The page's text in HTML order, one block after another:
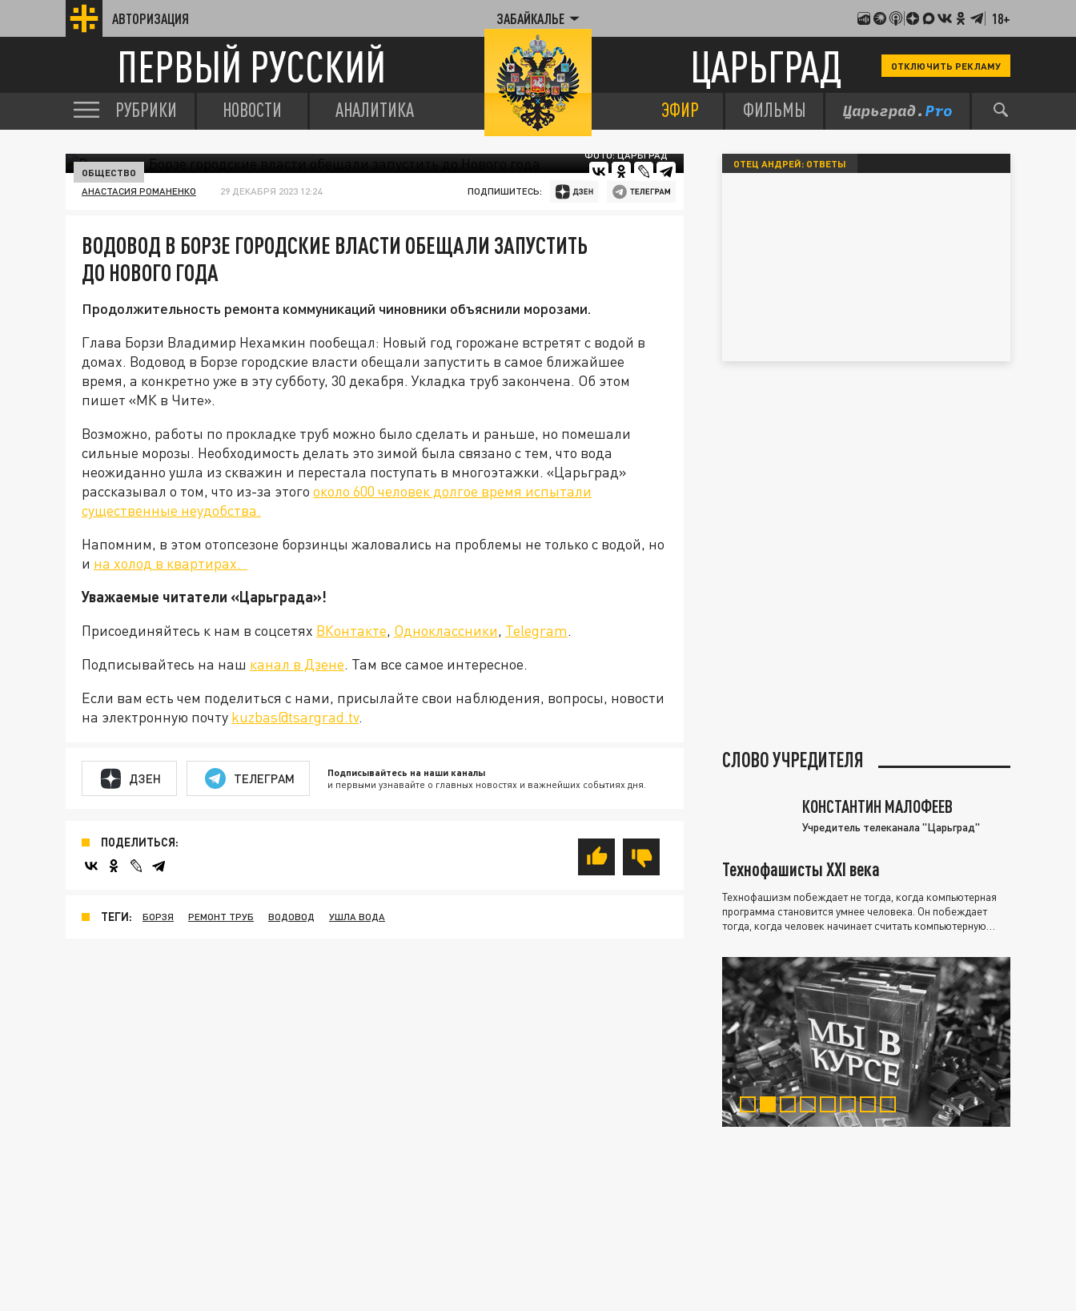
АВТОРИЗАЦИЯ ЗАБАЙКАЛЬЕ 18+
ПЕРВЫЙ РУССКИЙ ЦАРЬГРАД ОТКЛЮЧИТЬ РЕКЛАМУ
РУБРИКИ НОВОСТИ АНАЛИТИКА ЭФИР ФИЛЬМЫ
ФОТО: ЦАРЬГРАД
ОБЩЕСТВО
АНАСТАСИЯ РОМАНЕНКО 29 ДЕКАБРЯ 2023 12:24 ПОДПИШИТЕСЬ:
ВОДОВОД В БОРЗЕ ГОРОДСКИЕ ВЛАСТИ ОБЕЩАЛИ ЗАПУСТИТЬ
ДО НОВОГО ГОДА
Продолжительность ремонта коммуникаций чиновники объяснили морозами.
Глава Борзи Владимир Нехамкин пообещал: Новый год горожане встретят с водой в
домах. Водовод в Борзе городские власти обещали запустить в самое ближайшее
время, а конкретно уже в эту субботу, 30 декабря. Укладка труб закончена. Об этом
пишет «МК в Чите».
Возможно, работы по прокладке труб можно было сделать и раньше, но помешали
сильные морозы. Необходимость делать это зимой была связано с тем, что вода
неожиданно ушла из скважин и перестала поступать в многоэтажки. «Царьград»
рассказывал о том, что из-за этого около 600 человек долгое время испытали
существенные неудобства.
Напомним, в этом отопсезоне борзинцы жаловались на проблемы не только с водой, но
и на холод в квартирах.
Уважаемые читатели «Царьграда»!
Присоединяйтесь к нам в соцсетях ВКонтакте, Одноклассники, Telegram.
Подписывайтесь на наш канал в Дзене. Там все самое интересное.
Если вам есть чем поделиться с нами, присылайте свои наблюдения, вопросы, новости
на электронную почту kuzbas@tsargrad.tv.
ДЗЕН ТЕЛЕГРАМ Подписывайтесь на наши каналы
и первыми узнавайте о главных новостях и важнейших событиях дня.
ПОДЕЛИТЬСЯ:
ТЕГИ: БОРЗЯ РЕМОНТ ТРУБ ВОДОВОД УШЛА ВОДА
ОТЕЦ АНДРЕЙ: ОТВЕТЫ
СЛОВО УЧРЕДИТЕЛЯ
КОНСТАНТИН МАЛОФЕЕВ
Учредитель телеканала "Царьград"
Технофашисты XXI века
Технофашизм побеждает не тогда, когда компьютерная
программа становится умнее человека. Он побеждает
тогда, когда человек начинает считать компьютерную